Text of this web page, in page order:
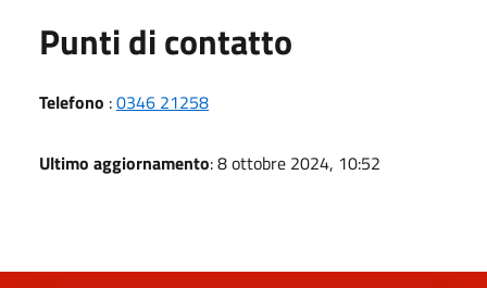
Punti di contatto
Telefono :0346 21258
Ultimo aggiornamento: 8 ottobre 2024, 10:52